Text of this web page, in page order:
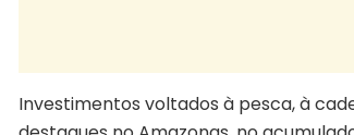
Investimentos voltados à pesca, à